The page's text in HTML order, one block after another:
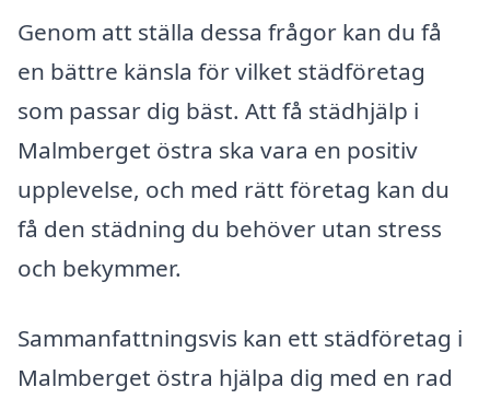
Genom att ställa dessa frågor kan du få
en bättre känsla för vilket städföretag
som passar dig bäst. Att få städhjälp i
Malmberget östra ska vara en positiv
upplevelse, och med rätt företag kan du
få den städning du behöver utan stress
och bekymmer.
Sammanfattningsvis kan ett städföretag i
Malmberget östra hjälpa dig med en rad